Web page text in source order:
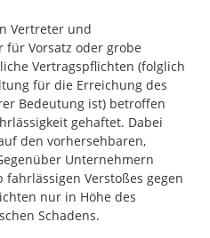
Vertreter und
Vorsatz oder grobe
Vertragspflichten (folglich
für die Erreichung des
Bedeutung ist) betroffen
gehaftet. Dabei
den vorhersehbaren,
Unternehmern
Verstoßes gegen
nur in Höhe des
Schadens.